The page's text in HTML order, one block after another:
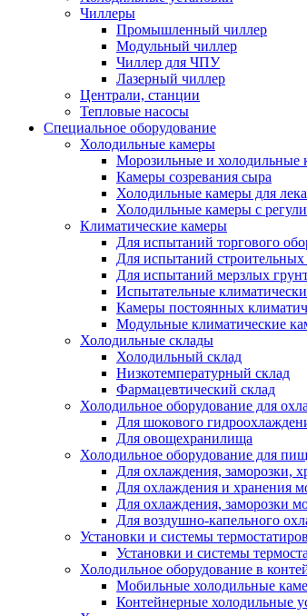
Чиллеры
Промышленный чиллер
Модульный чиллер
Чиллер для ЧПУ
Лазерный чиллер
Централи, станции
Тепловые насосы
Специальное оборудование
Холодильные камеры
Морозильные и холодильные
Камеры созревания сыра
Холодильные камеры для
Холодильные камеры с
Климатические камеры
Для испытаний торгового
Для испытаний
Для испытаний мерзлых
Испытательные
Камеры постоянных
Модульные климатические
Холодильные склады
Холодильный склад
Низкотемпературный склад
Фармацевтический склад
Холодильное оборудование для
Для шокового
Для овощехранилища
Холодильное оборудование для
Для охлаждения, заморозки,
Для охлаждения и хранения
Для охлаждения, заморозки
Для воздушно-капельного
Установки и системы
Установки и системы
Холодильное оборудование в
Мобильные холодильные
Контейнерные холодильные